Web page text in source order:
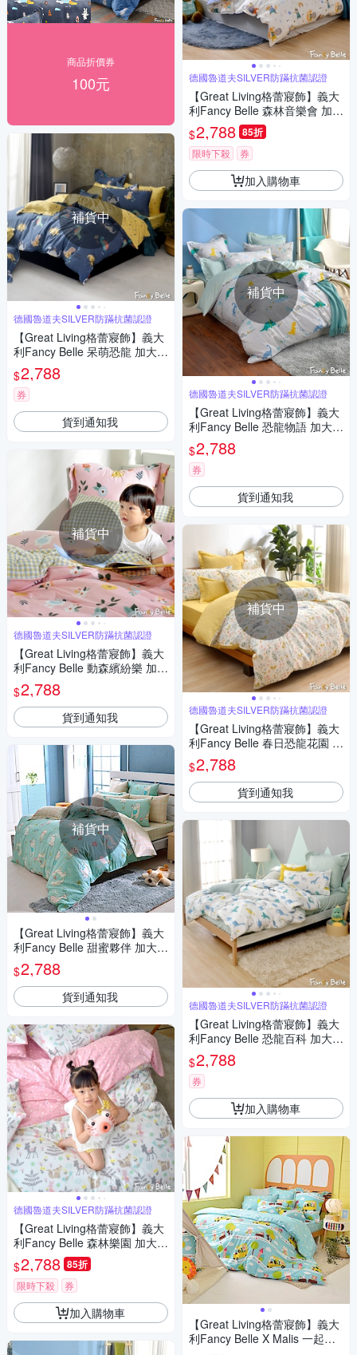
商品折價券
100元
補貨中
德國魯道夫SILVER防蹣抗菌認證
【Great Living格蕾寢飾】義大
利Fancy Belle 呆萌恐龍 加大純
棉防蹣抗菌吸濕排汗兩用被床
包組
$2,788
券
貨到通知我
補貨中
德國魯道夫SILVER防蹣抗菌認證
【Great Living格蕾寢飾】義大
利Fancy Belle 動森繽紛樂 加大
純棉防蹣抗菌吸濕排汗兩用被
床包組
$2,788
貨到通知我
補貨中
【Great Living格蕾寢飾】義大
利Fancy Belle 甜蜜夥伴 加大防
蹣抗菌吸濕排汗兩用被床包組
$2,788
貨到通知我
德國魯道夫SILVER防蹣抗菌認證
【Great Living格蕾寢飾】義大
利Fancy Belle 森林樂園 加大純
棉四件式防蹣抗菌吸濕排汗兩
用被床包組-粉色
$2,788 85折
限時下殺 券
加入購物車
德國魯道夫SILVER防蹣抗菌認證
【Great Living格蕾寢飾】義大
利Fancy Belle 森林音樂會 加大
純棉防蹣抗菌吸濕排汗兩用被
床包組
$2,788 85折
限時下殺 券
加入購物車
補貨中
德國魯道夫SILVER防蹣抗菌認證
【Great Living格蕾寢飾】義大
利Fancy Belle 恐龍物語 加大純
棉防蹣抗菌吸濕排汗兩用被床
包組
$2,788
券
貨到通知我
補貨中
德國魯道夫SILVER防蹣抗菌認證
【Great Living格蕾寢飾】義大
利Fancy Belle 春日恐龍花園 加
大純棉防蹣抗菌吸濕排汗兩用
被床包組
$2,788
貨到通知我
德國魯道夫SILVER防蹣抗菌認證
【Great Living格蕾寢飾】義大
利Fancy Belle 恐龍百科 加大純
棉防蹣抗菌吸濕排汗兩用被床
包組
$2,788
券
加入購物車
【Great Living格蕾寢飾】義大
利Fancy Belle X Malis 一起郊